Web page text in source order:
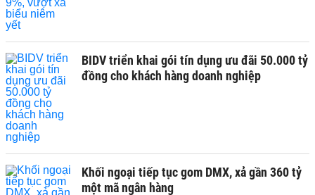
BIDV triển khai gói tín dụng ưu đãi 50.000 tỷ
đồng cho khách hàng doanh nghiệp
Khối ngoại tiếp tục gom DMX, xả gần 360 tỷ
một mã ngân hàng